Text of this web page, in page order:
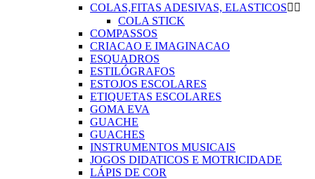
COLAS,FITAS ADESIVAS, ELASTICOS 
COLA STICK
COMPASSOS
CRIACAO E IMAGINACAO
ESQUADROS
ESTILÓGRAFOS
ESTOJOS ESCOLARES
ETIQUETAS ESCOLARES
GOMA EVA
GUACHE
GUACHES
INSTRUMENTOS MUSICAIS
JOGOS DIDATICOS E MOTRICIDADE
LÁPIS DE COR